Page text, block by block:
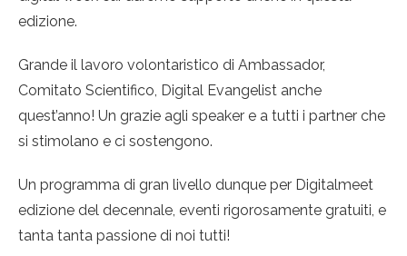
edizione.
Grande il lavoro volontaristico di Ambassador,
Comitato Scientifico, Digital Evangelist anche
quest’anno! Un grazie agli speaker e a tutti i partner che
si stimolano e ci sostengono.
Un programma di gran livello dunque per Digitalmeet
edizione del decennale, eventi rigorosamente gratuiti, e
tanta tanta passione di noi tutti!